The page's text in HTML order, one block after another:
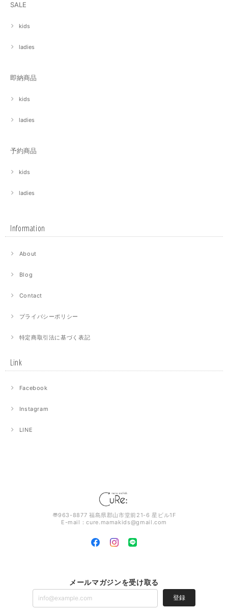
SALE
kids
ladies
即納商品
kids
ladies
予約商品
kids
ladies
Information
About
Blog
Contact
プライバシーポリシー
特定商取引法に基づく表記
Link
Facebook
Instagram
LINE
〠963-8877 福島県郡山市堂前21-6 星ビル1F
E-mail：cure.mamakids@gmail.com
メールマガジンを受け取る
登録